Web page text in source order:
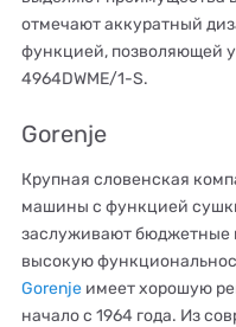
отмечают аккуратный
функцией, позволяющей
4964DWME/1-S.
Gorenje
Крупная словенская
машины с функцией
заслуживают бюджетные
высокую
Gorenje имеет хорошую
начало с 1964 года. Из